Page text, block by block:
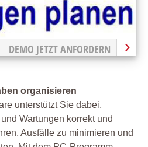
DEMO JETZT ANFORDERN
organisieren
unterstützt Sie dabei,
Wartungen korrekt und
Ausfälle zu minimieren und